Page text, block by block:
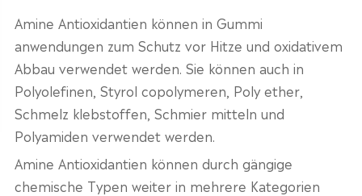
Amine Antioxidantien können in Gummi
anwendungen zum Schutz vor Hitze und oxidativem
Abbau verwendet werden. Sie können auch in
Polyolefinen, Styrol copolymeren, Poly ether,
Schmelz klebstoffen, Schmier mitteln und
Polyamiden verwendet werden.
Amine Antioxidantien können durch gängige
chemische Typen weiter in mehrere Kategorien